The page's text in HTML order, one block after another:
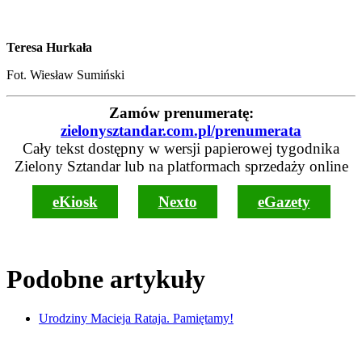
Teresa Hurkała
Fot. Wiesław Sumiński
Zamów prenumeratę:
zielonysztandar.com.pl/prenumerata
Cały tekst dostępny w wersji papierowej tygodnika
Zielony Sztandar lub na platformach sprzedaży online
eKiosk Nexto eGazety
Podobne artykuły
Urodziny Macieja Rataja. Pamiętamy!